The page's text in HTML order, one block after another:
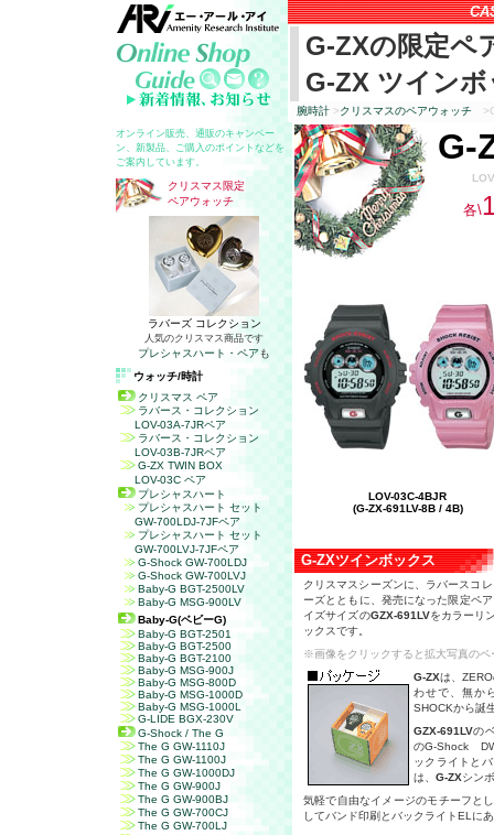
G-ZXの限定ペ
G-ZX ツイン
腕時計 >クリスマスのペアウォッチ
オンライン販売、通販のキャンペー
ン、新製品、ご購入のポイントなどを
ご案内しています。
クリスマス限定
ペアウォッチ
ラバーズ コレクション
人気のクリスマス商品です
プレシャスハート・ペアも
ウォッチ/時計
クリスマス ペア
ラバース・コレクション
LOV-03A-7JRペア
ラバース・コレクション
LOV-03B-7JRペア
G-ZX TWIN BOX
LOV-03C ペア
プレシャスハート
プレシャスハート セット
GW-700LDJ-7JFペア
プレシャスハート セット
GW-700LVJ-7JFペア
G-Shock GW-700LDJ
G-Shock GW-700LVJ
Baby-G BGT-2500LV
Baby-G MSG-900LV
Baby-G(ベビーG)
Baby-G BGT-2501
Baby-G BGT-2500
Baby-G BGT-2100
Baby-G MSG-900J
Baby-G MSG-800D
Baby-G MSG-1000D
Baby-G MSG-1000L
G-LIDE BGX-230V
G-Shock / The G
The G GW-1110J
The G GW-1100J
The G GW-1000DJ
The G GW-900J
The G GW-900BJ
The G GW-700CJ
The G GW-700LJ
G-
各\
LOV-03C-4BJR
(G-ZX-691LV-8B / 4B)
G-ZXツインボックス
クリスマスシーズンに、ラバースコ
ーズとともに、発売になった限定ペ
イズサイズのGZX-691LVをカラーリ
ックスです。
※画像をクリックすると拡大写真のペ
G-ZXは、
わせで、無か
SHOCKから誕
GZX-691LVの
のG-Shock
ックライトと
は、 G-ZXシン
気軽で自由なイメージのモチーフと
してバンド印刷とバックライトELに